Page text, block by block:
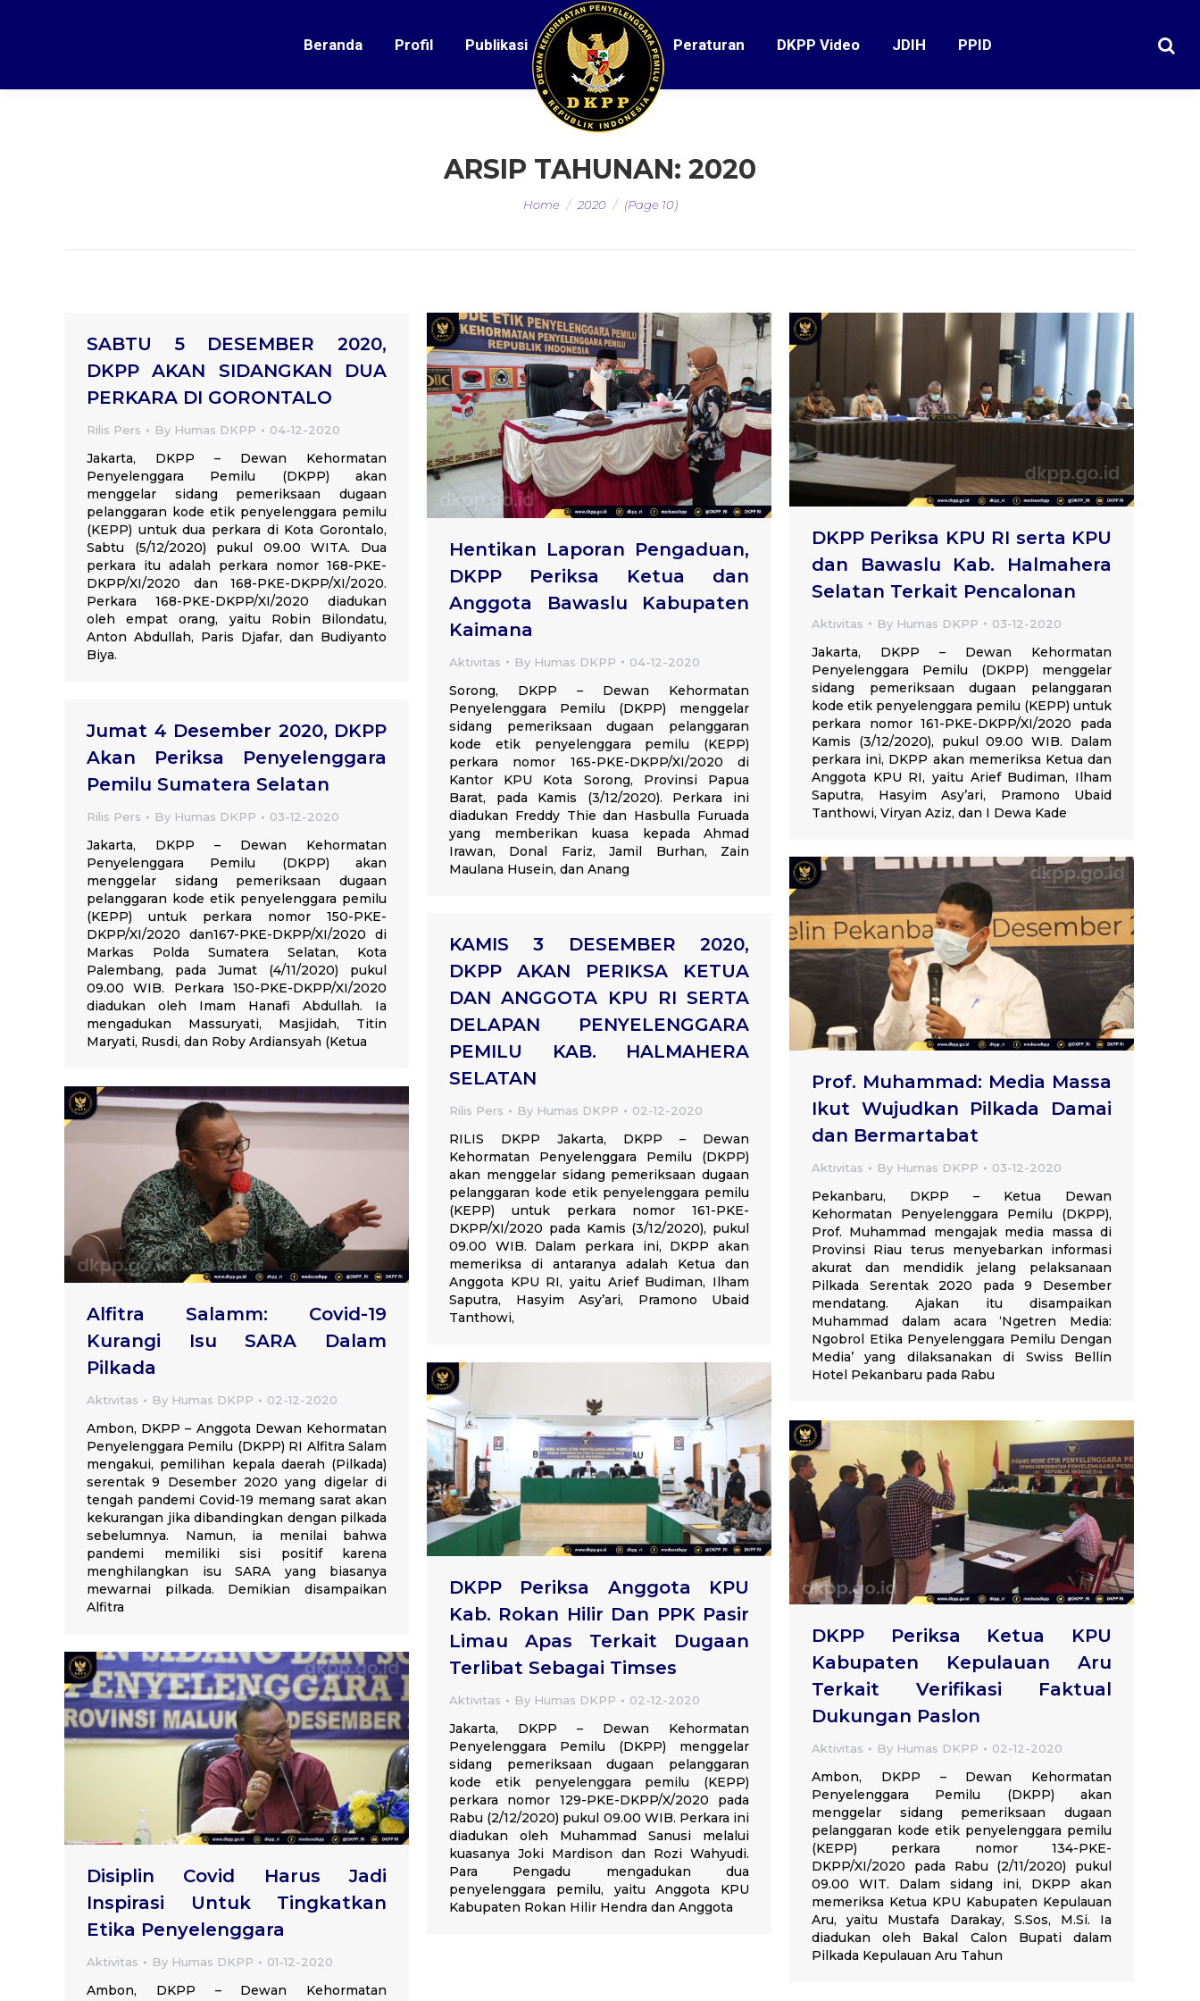
Beranda Profil Publikasi Peraturan DKPP Video JDIH PPID
ARSIP TAHUNAN: 2020
You are here:
Home 2020 (Page 10)
SABTU 5 DESEMBER 2020,
DKPP AKAN SIDANGKAN DUA
PERKARA DI GORONTALO
Rilis Pers By Humas DKPP 04-12-2020
Jakarta, DKPP – Dewan Kehormatan
Penyelenggara Pemilu (DKPP) akan
menggelar sidang pemeriksaan dugaan
pelanggaran kode etik penyelenggara pemilu
(KEPP) untuk dua perkara di Kota Gorontalo,
Sabtu (5/12/2020) pukul 09.00 WITA. Dua
perkara itu adalah perkara nomor 168-PKE-
DKPP/XI/2020 dan 168-PKE-DKPP/XI/2020.
Perkara 168-PKE-DKPP/XI/2020 diadukan
oleh empat orang, yaitu Robin Bilondatu,
Anton Abdullah, Paris Djafar, dan Budiyanto
Biya.
Hentikan Laporan Pengaduan,
DKPP Periksa Ketua dan
Anggota Bawaslu Kabupaten
Kaimana
Aktivitas By Humas DKPP 04-12-2020
Sorong, DKPP – Dewan Kehormatan
Penyelenggara Pemilu (DKPP) menggelar
sidang pemeriksaan dugaan pelanggaran
kode etik penyelenggara pemilu (KEPP)
perkara nomor 165-PKE-DKPP/XI/2020 di
Kantor KPU Kota Sorong, Provinsi Papua
Barat, pada Kamis (3/12/2020). Perkara ini
diadukan Freddy Thie dan Hasbulla Furuada
yang memberikan kuasa kepada Ahmad
Irawan, Donal Fariz, Jamil Burhan, Zain
Maulana Husein, dan Anang
DKPP Periksa KPU RI serta KPU
dan Bawaslu Kab. Halmahera
Selatan Terkait Pencalonan
Aktivitas By Humas DKPP 03-12-2020
Jakarta, DKPP – Dewan Kehormatan
Penyelenggara Pemilu (DKPP) menggelar
sidang pemeriksaan dugaan pelanggaran
kode etik penyelenggara pemilu (KEPP) untuk
perkara nomor 161-PKE-DKPP/XI/2020 pada
Kamis (3/12/2020), pukul 09.00 WIB. Dalam
perkara ini, DKPP akan memeriksa Ketua dan
Anggota KPU RI, yaitu Arief Budiman, Ilham
Saputra, Hasyim Asy’ari, Pramono Ubaid
Tanthowi, Viryan Aziz, dan I Dewa Kade
Jumat 4 Desember 2020, DKPP
Akan Periksa Penyelenggara
Pemilu Sumatera Selatan
Rilis Pers By Humas DKPP 03-12-2020
Jakarta, DKPP – Dewan Kehormatan
Penyelenggara Pemilu (DKPP) akan
menggelar sidang pemeriksaan dugaan
pelanggaran kode etik penyelenggara pemilu
(KEPP) untuk perkara nomor 150-PKE-
DKPP/XI/2020 dan167-PKE-DKPP/XI/2020 di
Markas Polda Sumatera Selatan, Kota
Palembang, pada Jumat (4/11/2020) pukul
09.00 WIB. Perkara 150-PKE-DKPP/XI/2020
diadukan oleh Imam Hanafi Abdullah. Ia
mengadukan Massuryati, Masjidah, Titin
Maryati, Rusdi, dan Roby Ardiansyah (Ketua
Prof. Muhammad: Media Massa
Ikut Wujudkan Pilkada Damai
dan Bermartabat
Aktivitas By Humas DKPP 03-12-2020
Pekanbaru, DKPP – Ketua Dewan
Kehormatan Penyelenggara Pemilu (DKPP),
Prof. Muhammad mengajak media massa di
Provinsi Riau terus menyebarkan informasi
akurat dan mendidik jelang pelaksanaan
Pilkada Serentak 2020 pada 9 Desember
mendatang. Ajakan itu disampaikan
Muhammad dalam acara ‘Ngetren Media:
Ngobrol Etika Penyelenggara Pemilu Dengan
Media’ yang dilaksanakan di Swiss Bellin
Hotel Pekanbaru pada Rabu
KAMIS 3 DESEMBER 2020,
DKPP AKAN PERIKSA KETUA
DAN ANGGOTA KPU RI SERTA
DELAPAN PENYELENGGARA
PEMILU KAB. HALMAHERA
SELATAN
Rilis Pers By Humas DKPP 02-12-2020
RILIS DKPP Jakarta, DKPP – Dewan
Kehormatan Penyelenggara Pemilu (DKPP)
akan menggelar sidang pemeriksaan dugaan
pelanggaran kode etik penyelenggara pemilu
(KEPP) untuk perkara nomor 161-PKE-
DKPP/XI/2020 pada Kamis (3/12/2020), pukul
09.00 WIB. Dalam perkara ini, DKPP akan
memeriksa di antaranya adalah Ketua dan
Anggota KPU RI, yaitu Arief Budiman, Ilham
Saputra, Hasyim Asy’ari, Pramono Ubaid
Tanthowi,
Alfitra Salamm: Covid-19
Kurangi Isu SARA Dalam
Pilkada
Aktivitas By Humas DKPP 02-12-2020
Ambon, DKPP – Anggota Dewan Kehormatan
Penyelenggara Pemilu (DKPP) RI Alfitra Salam
mengakui, pemilihan kepala daerah (Pilkada)
serentak 9 Desember 2020 yang digelar di
tengah pandemi Covid-19 memang sarat akan
kekurangan jika dibandingkan dengan pilkada
sebelumnya. Namun, ia menilai bahwa
pandemi memiliki sisi positif karena
menghilangkan isu SARA yang biasanya
mewarnai pilkada. Demikian disampaikan
Alfitra
DKPP Periksa Anggota KPU
Kab. Rokan Hilir Dan PPK Pasir
Limau Apas Terkait Dugaan
Terlibat Sebagai Timses
Aktivitas By Humas DKPP 02-12-2020
Jakarta, DKPP – Dewan Kehormatan
Penyelenggara Pemilu (DKPP) menggelar
sidang pemeriksaan dugaan pelanggaran
kode etik penyelenggara pemilu (KEPP)
perkara nomor 129-PKE-DKPP/X/2020 pada
Rabu (2/12/2020) pukul 09.00 WIB. Perkara ini
diadukan oleh Muhammad Sanusi melalui
kuasanya Joki Mardison dan Rozi Wahyudi.
Para Pengadu mengadukan dua
penyelenggara pemilu, yaitu Anggota KPU
Kabupaten Rokan Hilir Hendra dan Anggota
DKPP Periksa Ketua KPU
Kabupaten Kepulauan Aru
Terkait Verifikasi Faktual
Dukungan Paslon
Aktivitas By Humas DKPP 02-12-2020
Ambon, DKPP – Dewan Kehormatan
Penyelenggara Pemilu (DKPP) akan
menggelar sidang pemeriksaan dugaan
pelanggaran kode etik penyelenggara pemilu
(KEPP) perkara nomor 134-PKE-
DKPP/XI/2020 pada Rabu (2/11/2020) pukul
09.00 WIT. Dalam sidang ini, DKPP akan
memeriksa Ketua KPU Kabupaten Kepulauan
Aru, yaitu Mustafa Darakay, S.Sos, M.Si. Ia
diadukan oleh Bakal Calon Bupati dalam
Pilkada Kepulauan Aru Tahun
Disiplin Covid Harus Jadi
Inspirasi Untuk Tingkatkan
Etika Penyelenggara
Aktivitas By Humas DKPP 01-12-2020
Ambon, DKPP – Dewan Kehormatan